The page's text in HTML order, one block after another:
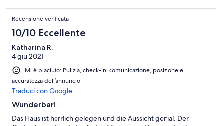
quietscht sehr. In einigen Schubladen liegen Dinge von
Vormietern oder dem Besitzer. Alles ein wenig unordentlich. Wir
haben uns nicht richtig wohl gefühlt. Für die Höhe der Miete
hätte ich deutlich mehr erwartet. Eigentlich schade, mit wenig
Aufwand könnte man einiges machen.
Recensione verificata
10/10 Eccellente
Katharina R.
4 giu 2021
Mi è piaciuto: Pulizia, check-in, comunicazione, posizione e
accuratezza dell’annuncio
Traduci con Google
Wunderbar!
Das Haus ist herrlich gelegen und die Aussicht genial. Der